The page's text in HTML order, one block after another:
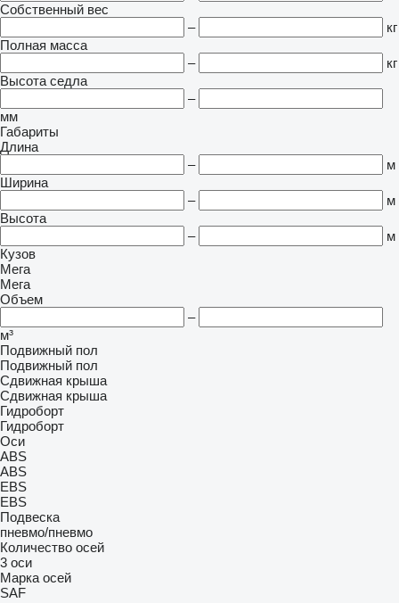
Собственный вес
–
кг
Полная масса
–
кг
Высота седла
–
мм
Габариты
Длина
–
м
Ширина
–
м
Высота
–
м
Кузов
Мега
Мега
Объем
–
м³
Подвижный пол
Подвижный пол
Сдвижная крыша
Сдвижная крыша
Гидроборт
Гидроборт
Оси
ABS
ABS
EBS
EBS
Подвеска
пневмо/пневмо
Количество осей
3 оси
Марка осей
SAF